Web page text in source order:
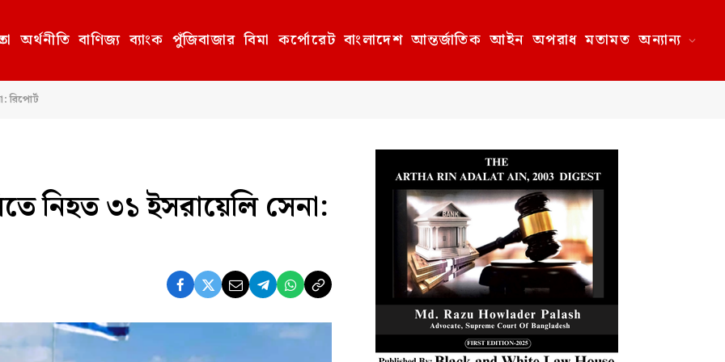
অর্থনীতি বাণিজ্য ব্যাংক পুঁজিবাজার বিমা কর্পোরেট বাংলাদেশ আন্তর্জাতিক আইন অপরাধ মতামত অন্যান্য
রিপোর্ট
নিহত ৩১ ইসরায়েলি সেনা: